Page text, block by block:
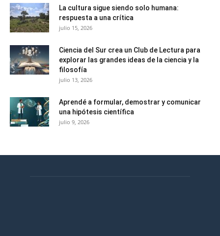
La cultura sigue siendo solo humana:
respuesta a una crítica
julio 15, 2026
Ciencia del Sur crea un Club de Lectura para
explorar las grandes ideas de la ciencia y la
filosofía
julio 13, 2026
Aprendé a formular, demostrar y comunicar
una hipótesis científica
julio 9, 2026